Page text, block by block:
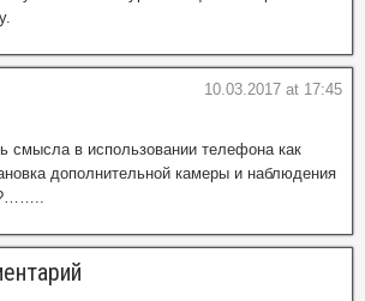
10.03.2017 at 17:45
смысла в использовании телефона как
дополнительной камеры и наблюдения